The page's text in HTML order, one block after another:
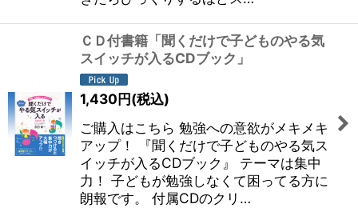
ＣＤ付書籍「聞くだけで子どものやる気
スイッチが入るCDブック」
1,430円(税込)
ご購入はこちら 勉強への意欲がメキメキ
アップ！ 『聞くだけで子どものやる気ス
イッチが入るCDブック』 テーマは集中
力！ 子どもが勉強しなくて困ってる方に
朗報です。 付属CDのクリ…